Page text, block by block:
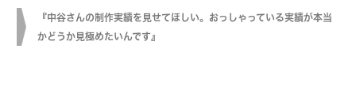
『中谷さんの制作実績を見せてほしい。おっしゃっている実績が本当
かどうか見極めたいんです』